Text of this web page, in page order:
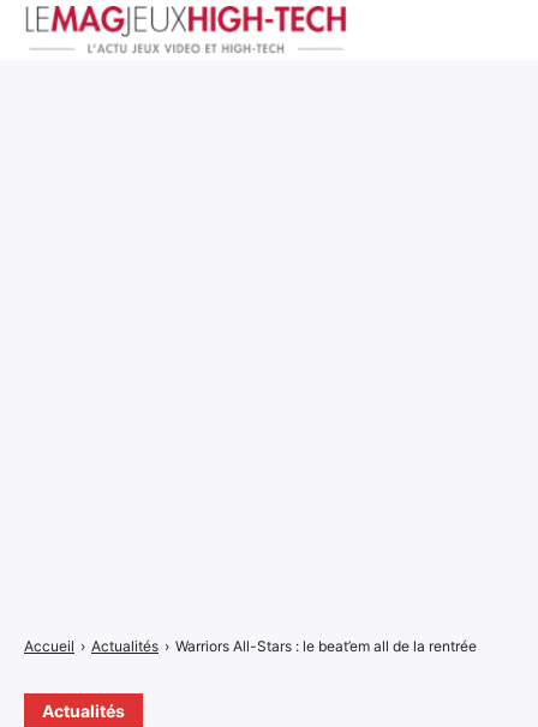
Actualités
Accueil › Actualités › Warriors All-Stars : le beat’em all de la rentrée